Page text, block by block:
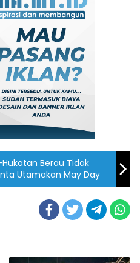
Hukatan Berau Tidak
Utamakan May Day